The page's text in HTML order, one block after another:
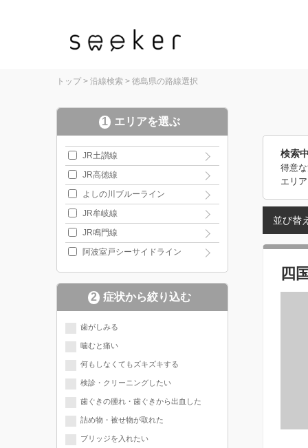
トップ > 沿線検索 > 徳島県の路線選択
1 エリアを選ぶ
JR土讃線
JR高徳線
よしの川ブルーライン
JR牟岐線
JR鳴門線
阿波室戸シーサイドライン
2 症状から絞り込む
歯がしみる
噛むと痛い
何もしなくてもズキズキする
検診・クリーニングしたい
歯ぐきの腫れ・歯ぐきから出血した
詰め物・被せ物が取れた
ブリッジを入れたい
検索
得意
エリ
並び替
四